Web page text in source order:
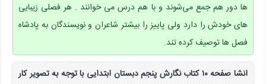
ها دور هم جمع می‌شوند و با هم درس می خوانند . هر فصلی زیبایی
های خودش را دارد ولی پاییز را بیشتر شاعران و نویسندگان به پادشاه
فصل ها توصیف کرده تند.
انشا صفحه ۱۰ کتاب نگارش پنجم دبستان ابتدایی با توجه به تصویر کار